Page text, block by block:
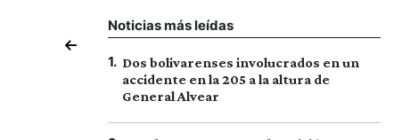
Noticias más leídas
1. Dos bolivarenses involucrados en un
accidente en la 205 a la altura de
General Alvear